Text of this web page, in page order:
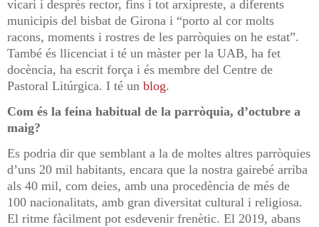
vicari i després rector, fins i tot arxipreste, a diferents
municipis del bisbat de Girona i “porto al cor molts
racons, moments i rostres de les parròquies on he estat”.
També és llicenciat i té un màster per la UAB, ha fet
docència, ha escrit força i és membre del Centre de
Pastoral Litúrgica. I té un blog.
Com és la feina habitual de la parròquia, d’octubre a
maig?
Es podria dir que semblant a la de moltes altres parròquies
d’uns 20 mil habitants, encara que la nostra gairebé arriba
als 40 mil, com deies, amb una procedència de més de
100 nacionalitats, amb gran diversitat cultural i religiosa.
El ritme fàcilment pot esdevenir frenètic. El 2019, abans